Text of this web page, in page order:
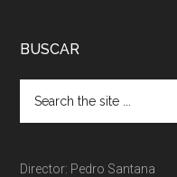
BUSCAR
Director: Pedro Santana